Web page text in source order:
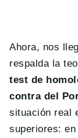
Ahora, nos
respalda la
test de
contra del
situación real
superiores: